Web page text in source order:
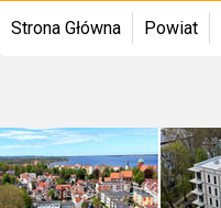
Strona Główna Powiat